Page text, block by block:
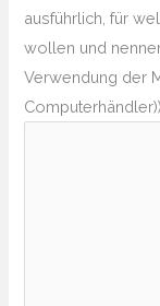
ausführlich, für
wollen und
Verwendung der
Computerhändler))